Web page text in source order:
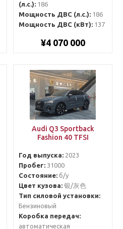
(л.с.):186
Мощность ДВС (л.с.):186
Мощность ДВС (кВт):137
¥4 070 000
Audi Q3 Sportback
Fashion 40 TFSI
Год выпуска:2023
Пробег:31000
Состояние:б/у
Цвет кузова:银/灰色
Тип силовой установки:
Бензиновый
Коробка передач:
автоматическая